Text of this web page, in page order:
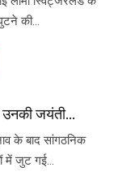
की...
उनकी जयंती...
के बाद सांगठनिक
में जुट गई...